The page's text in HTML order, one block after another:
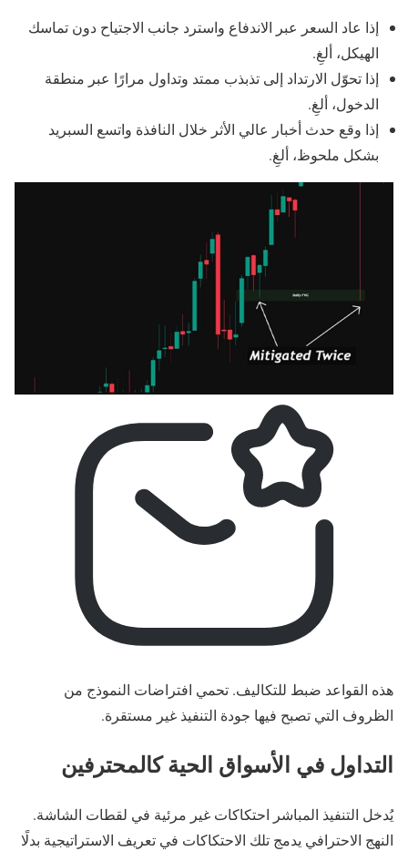
إذا عاد السعر عبر الاندفاع واسترد جانب الاجتياح دون تماسك
الهيكل، ألغِ.
إذا تحوّل الارتداد إلى تذبذب ممتد وتداول مرارًا عبر منطقة
الدخول، ألغِ.
إذا وقع حدث أخبار عالي الأثر خلال النافذة واتسع السبريد
بشكل ملحوظ، ألغِ.
هذه القواعد ضبط للتكاليف. تحمي افتراضات النموذج من
الظروف التي تصبح فيها جودة التنفيذ غير مستقرة.
التداول في الأسواق الحية كالمحترفين
يُدخل التنفيذ المباشر احتكاكات غير مرئية في لقطات الشاشة.
النهج الاحترافي يدمج تلك الاحتكاكات في تعريف الاستراتيجية بدلًا